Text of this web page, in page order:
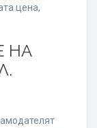
цена,
НА